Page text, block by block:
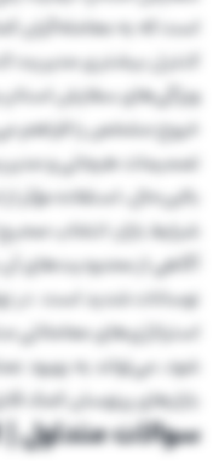
است که به معامله‌گران
کنترل بیشتری مدیریت
ویژگی‌های سفارش استاپ
خروج مشخص را فراهم
تصمیمات هیجانی و
بااین‌حال، استفاده
شرایط بازار، انتخاب
آگاهی از محدودیت‌های
نوسانات شدید است. در
استراتژی‌های معاملاتی
شود، می‌تواند به بهبود
بازارهای پرنوسان کمک
سوالات متداول | Stop Limit